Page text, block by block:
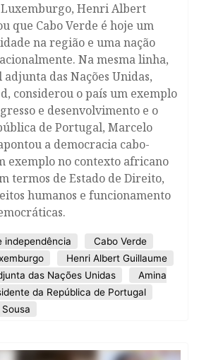
Luxemburgo, Henri Albert
que Cabo Verde é hoje um
na região e uma nação
Na mesma linha,
das Nações Unidas,
considerou o país um exemplo
e desenvolvimento e o
de Portugal, Marcelo
a democracia cabo-
exemplo no contexto africano
termos de Estado de Direito,
humanos e funcionamento
independência
Cabo Verde
Henri Albert Guillaume
das Nações Unidas
Amina
da República de Portugal